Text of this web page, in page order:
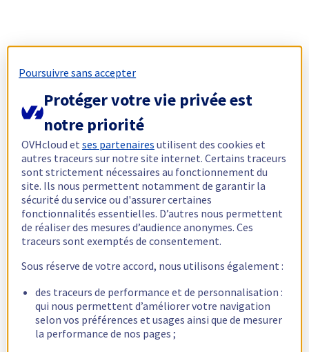
Poursuivre sans accepter
Protéger votre vie privée est
notre priorité
OVHcloud etses partenaires utilisent des cookies et
autres traceurs sur notre site internet. Certains traceurs
sont strictement nécessaires au fonctionnement du
site. Ils nous permettent notamment de garantir la
sécurité du service ou d'assurer certaines
fonctionnalités essentielles. D’autres nous permettent
de réaliser des mesures d’audience anonymes. Ces
traceurs sont exemptés de consentement.
Sous réserve de votre accord, nous utilisons également :
des traceurs de performance et de personnalisation :
qui nous permettent d’améliorer votre navigation
selon vos préférences et usages ainsi que de mesurer
la performance de nos pages ;